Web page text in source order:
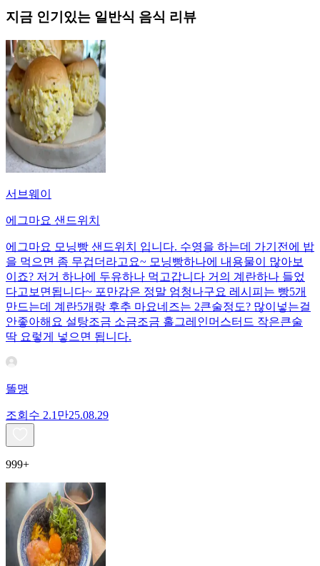
지금 인기있는 일반식 음식 리뷰
서브웨이
에그마요 샌드위치
에그마요 모닝빵 샌드위치 입니다. 수영을 하는데 가기전에 밥
을 먹으면 좀 무겁더라고요~ 모닝빵하나에 내용물이 많아보
이죠? 저거 하나에 두유하나 먹고갑니다 거의 계란하나 들었
다고보면됩니다~ 포만감은 정말 엄청나구요 레시피는 빵5개
만드는데 계란5개랑 후추 마요네즈는 2큰술정도? 많이넣는걸
안좋아해요 설탕조금 소금조금 홀그레인머스터드 작은큰술
딱 요렇게 넣으면 됩니다.
똘맹
조회수 2.1만25.08.29
999+